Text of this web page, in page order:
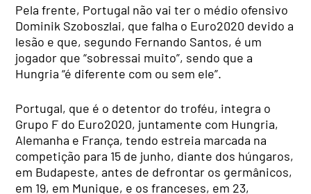
Pela frente, Portugal não vai ter o médio ofensivo
Dominik Szoboszlai, que falha o Euro2020 devido a
lesão e que, segundo Fernando Santos, é um
jogador que “sobressai muito”, sendo que a
Hungria “é diferente com ou sem ele”.
Portugal, que é o detentor do troféu, integra o
Grupo F do Euro2020, juntamente com Hungria,
Alemanha e França, tendo estreia marcada na
competição para 15 de junho, diante dos húngaros,
em Budapeste, antes de defrontar os germânicos,
em 19, em Munique, e os franceses, em 23,